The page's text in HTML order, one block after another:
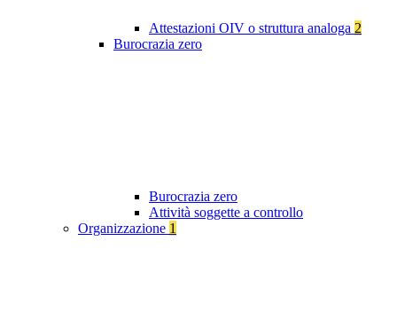
Attestazioni OIV o struttura analoga 2
Burocrazia zero
Burocrazia zero
Attività soggette a controllo
Organizzazione 1